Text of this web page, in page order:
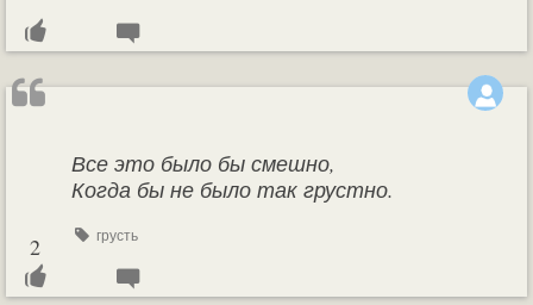
Все это было бы смешно,
Когда бы не было так грустно.
грусть
2